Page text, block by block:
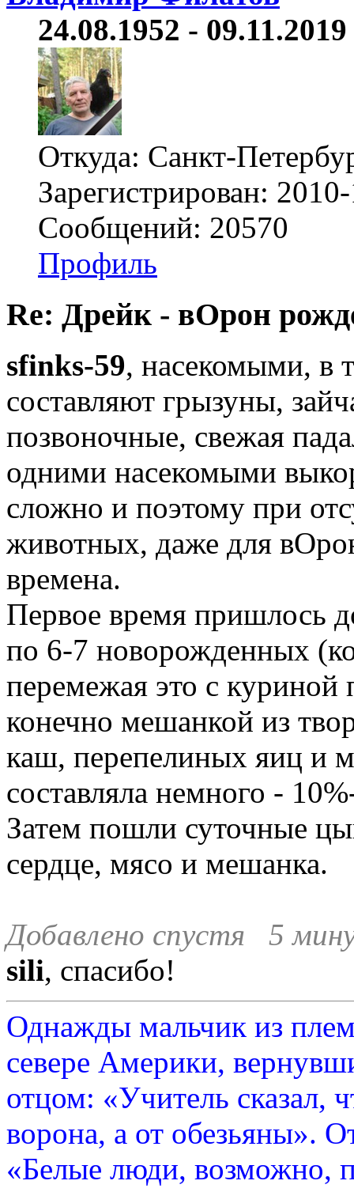
24.08.1952 -
Откуда: Санкт-
Зарегистрирован:
Сообщений: 20570
Профиль
Re: Дрейк - вОрон
sfinks-59, насекомыми, в
составляют грызуны,
позвоночные, свежая
одними насекомыми
сложно и поэтому при
животных, даже для
времена.
Первое время пришлось
по 6-7 новорожденных (
перемежая это с
конечно мешанкой из
каш, перепелиных яиц и
составляла немного -
Затем пошли суточные
сердце, мясо и мешанка.
Добавлено спустя 5
sili, спасибо!
Однажды мальчик из
севере Америки,
отцом: «Учитель сказал,
ворона, а от обезьяны».
«Белые люди, возможно,